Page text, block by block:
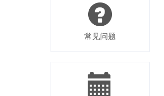
常见问题